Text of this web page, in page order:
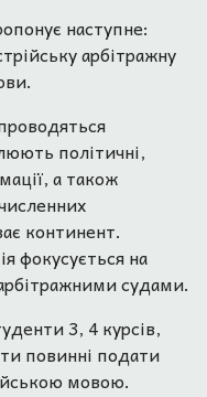
наступне:
арбітражну
політичні,
а також
континент.
фокусується на
судами.
3, 4 курсів,
повинні подати
мовою.